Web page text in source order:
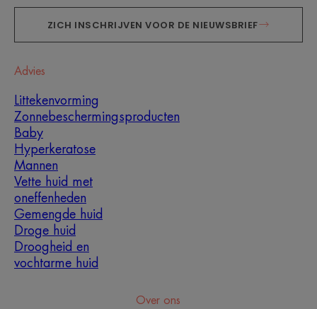
ZICH INSCHRIJVEN VOOR DE NIEUWSBRIEF
Advies
Littekenvorming
Zonnebeschermingsproducten
Baby
Hyperkeratose
Mannen
Vette huid met
oneffenheden
Gemengde huid
Droge huid
Droogheid en
vochtarme huid
Over ons